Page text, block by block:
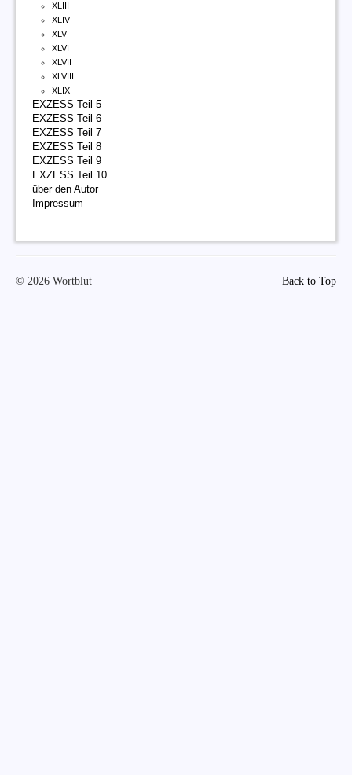
XLIII
XLIV
XLV
XLVI
XLVII
XLVIII
XLIX
EXZESS Teil 5
EXZESS Teil 6
EXZESS Teil 7
EXZESS Teil 8
EXZESS Teil 9
EXZESS Teil 10
über den Autor
Impressum
Back to Top
© 2026 Wortblut